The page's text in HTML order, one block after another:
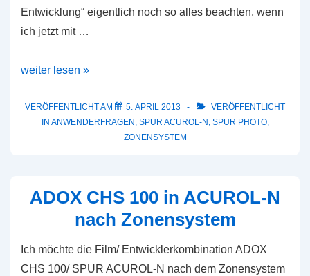
Entwicklung“ eigentlich noch so alles beachten, wenn
ich jetzt mit …
Zonensystem-
und
einfache
weiter lesen »
VERÖFFENTLICHT AM 5. APRIL 2013
VERÖFFENTLICHT
IN ANWENDERFRAGEN , SPUR ACUROL-N , SPUR PHOTO,
ZONENSYSTEM
ADOX CHS 100 in ACUROL-N
nach Zonensystem
Ich möchte die Film/ Entwicklerkombination ADOX
CHS 100/ SPUR ACUROL-N nach dem Zonensystem